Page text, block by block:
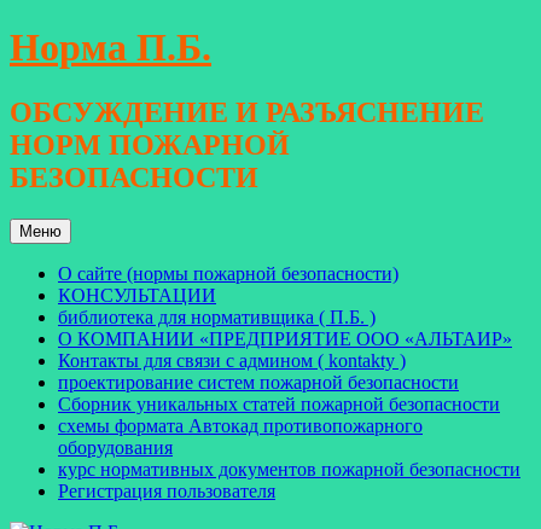
Перейти
к
Норма П.Б.
ОБСУЖДЕНИЕ И РАЗЪЯСНЕНИЕ
НОРМ ПОЖАРНОЙ
БЕЗОПАСНОСТИ
Меню
О сайте (нормы пожарной безопасности)
КОНСУЛЬТАЦИИ
библиотека для нормативщика ( П.Б. )
О КОМПАНИИ «ПРЕДПРИЯТИЕ ООО «АЛЬТАИР»
Контакты для связи с админом ( kontakty )
проектирование систем пожарной безопасности
Сборник уникальных статей пожарной безопасности
схемы формата Автокад противопожарного
оборудования
курс нормативных документов пожарной безопасности
Регистрация пользователя